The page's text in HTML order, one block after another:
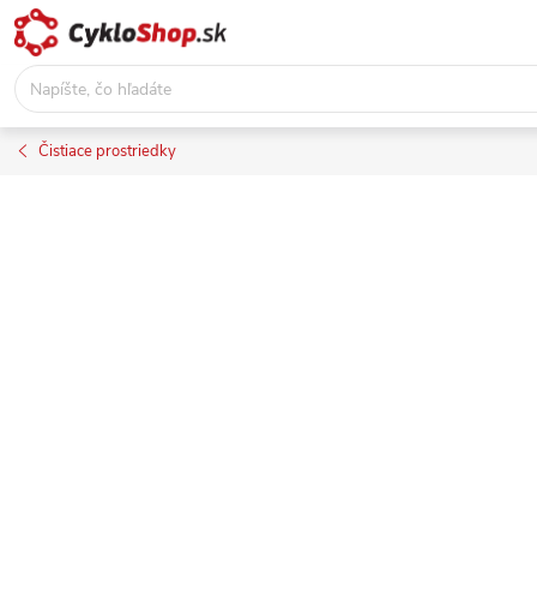
Prejsť
na
obsah
Čistiace prostriedky